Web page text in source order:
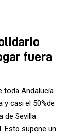
fuera
toda Andalucía
y casi el 50%de
de Sevilla
Esto supone un